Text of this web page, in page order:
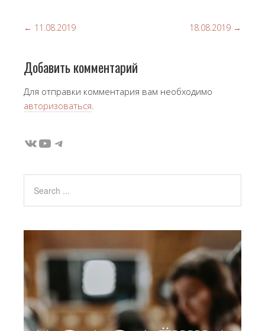
← 11.08.2019 18.08.2019 →
Добавить комментарий
Для отправки комментария вам необходимо
авторизоваться.
ВКонтакте
YouTube
Telegram